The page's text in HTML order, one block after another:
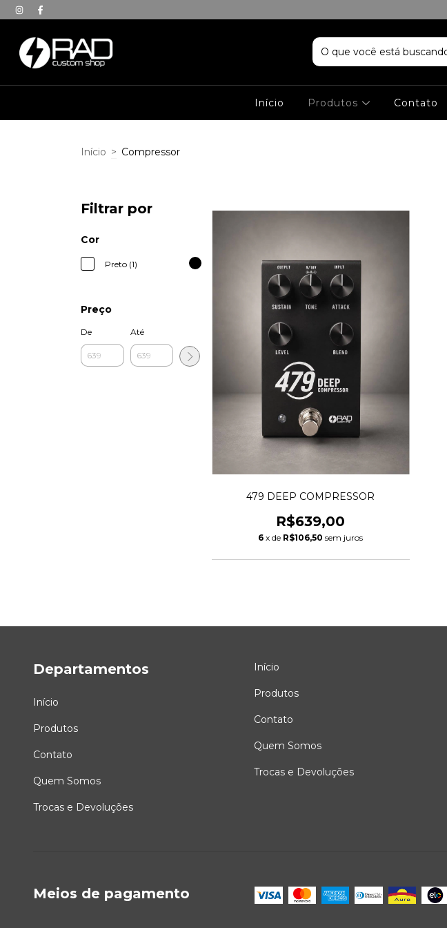
Início Produtos Contato
Início > Compressor
Filtrar por
Cor
Preto (1)
Preço
De Até
479 DEEP COMPRESSOR
R$639,00
6 x de R$106,50 sem juros
Departamentos
Início
Produtos
Contato
Quem Somos
Trocas e Devoluções
Início
Produtos
Contato
Quem Somos
Trocas e Devoluções
Meios de pagamento